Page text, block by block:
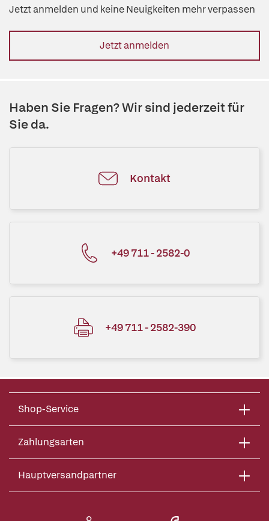
Jetzt anmelden und keine Neuigkeiten mehr verpassen
Jetzt anmelden
Haben Sie Fragen? Wir sind jederzeit für
Sie da.
Kontakt
+49 711 - 2582-0
+49 711 - 2582-390
Shop-Service
Zahlungsarten
Hauptversandpartner